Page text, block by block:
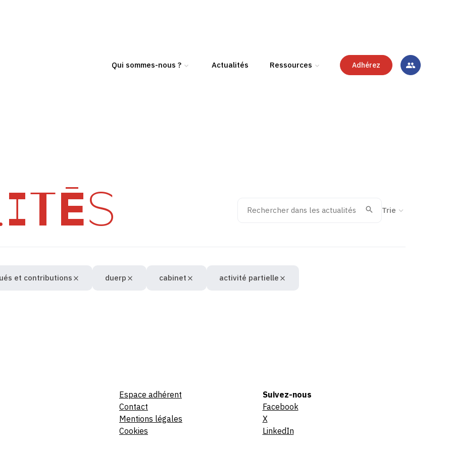
Qui sommes-nous ? Actualités Ressources Adhérez
Recherche
ValiderTrier la recherche
et contributions duerp cabinet activité partielle
Espace adhérent
Contact
Mentions légales
Cookies
Suivez-nous
Facebook
X
LinkedIn